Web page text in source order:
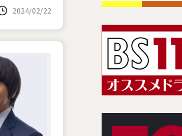
2024/02/22